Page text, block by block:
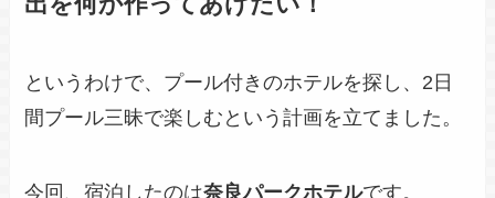
というわけで、プール付きのホテルを探し、2日
間プール三昧で楽しむという計画を立てました。
今回、宿泊したのは奈良パークホテルです。